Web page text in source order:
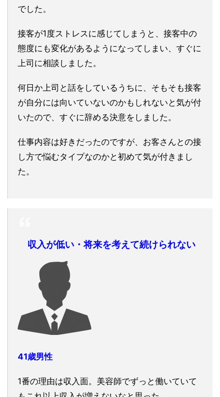
でした。
接客が1度ストレスに感じてしまうと、接客中の
態度にも変化があるようになってしまい、すぐに
上司に相談しました。
何日か上司と話をしているうちに、そもそも接客
が自分には向いていないのかもしれないと気が付
いたので、すぐに辞める決意をしました。
仕事内容は好きだったのですが、お客さんとの接
し方で悩むタイプなのかと初めて気が付きまし
た。
収入が低い・将来を考えて続けられない
41歳男性
1番の理由は収入面。美容師でずっと働いていて